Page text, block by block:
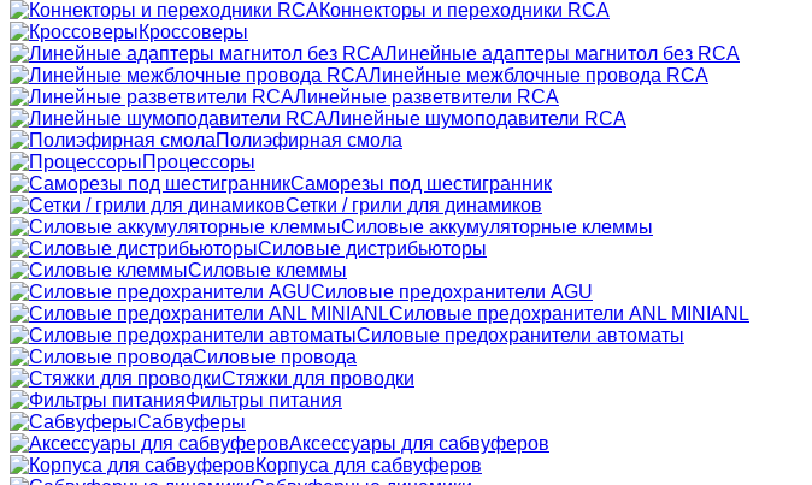
Коннекторы и переходники RCA
Кроссоверы
Линейные адаптеры магнитол без RCA
Линейные межблочные провода RCA
Линейные разветвители RCA
Линейные шумоподавители RCA
Полиэфирная смола
Процессоры
Саморезы под шестигранник
Сетки / грили для динамиков
Силовые аккумуляторные клеммы
Силовые дистрибьюторы
Силовые клеммы
Силовые предохранители AGU
Силовые предохранители ANL MINIANL
Силовые предохранители автоматы
Силовые провода
Стяжки для проводки
Фильтры питания
Сабвуферы
Аксессуары для сабвуферов
Корпуса для сабвуферов